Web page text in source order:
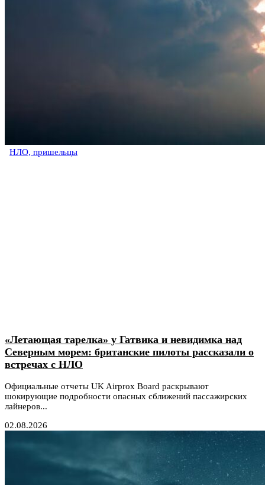
НЛО, пришельцы
«Летающая тарелка» у Гатвика и невидимка над
Северным морем: британские пилоты рассказали о
встречах с НЛО
Официальные отчеты UK Airprox Board раскрывают
шокирующие подробности опасных сближений пассажирских
лайнеров...
02.08.2026